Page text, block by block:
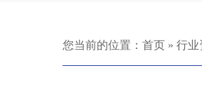
您当前的位置： 首页» 行业